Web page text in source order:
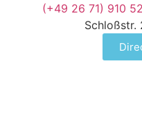
(+49 26 71) 910
Schloßstr.